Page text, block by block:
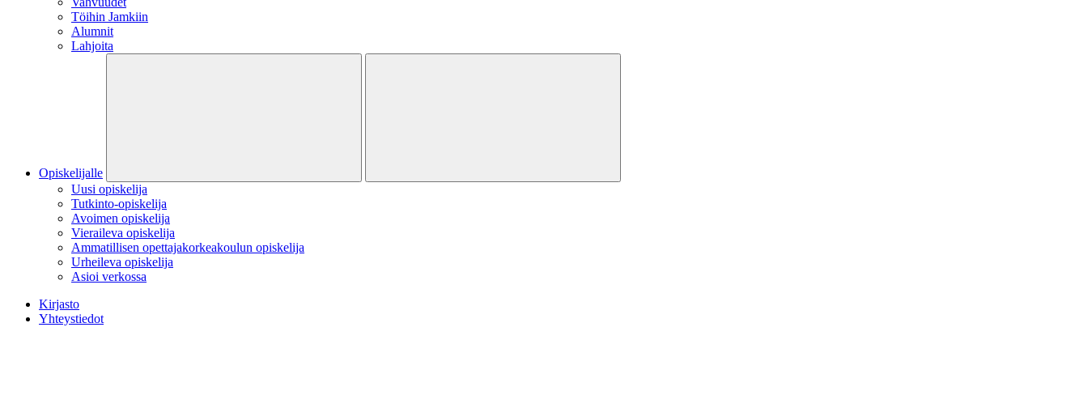
Töihin Jamkiin
Alumnit
Lahjoita
Opiskelijalle
Uusi opiskelija
Tutkinto-opiskelija
Avoimen opiskelija
Vieraileva opiskelija
Ammatillisen opettajakorkeakoulun opiskelija
Urheileva opiskelija
Asioi verkossa
Kirjasto
Yhteystiedot